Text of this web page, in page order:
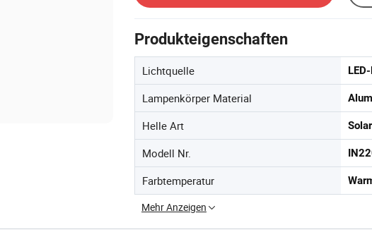
Produkteigenschaften
Lichtquelle
Lampenkörper Material
Helle Art
Modell Nr.
Farbtemperatur
Mehr Anzeigen